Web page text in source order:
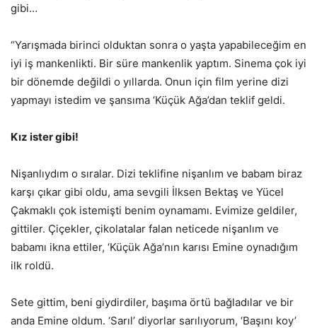
gibi…
“Yarışmada birinci olduktan sonra o yaşta yapabileceğim en
iyi iş mankenlikti. Bir süre mankenlik yaptım. Sinema çok iyi
bir dönemde değildi o yıllarda. Onun için film yerine dizi
yapmayı istedim ve şansıma ‘Küçük Ağa’dan teklif geldi.
Kız ister gibi!
Nişanlıydım o sıralar. Dizi teklifine nişanlım ve babam biraz
karşı çıkar gibi oldu, ama sevgili İlksen Bektaş ve Yücel
Çakmaklı çok istemişti benim oynamamı. Evimize geldiler,
gittiler. Çiçekler, çikolatalar falan neticede nişanlım ve
babamı ikna ettiler, ‘Küçük Ağa’nın karısı Emine oynadığım
ilk roldü.
Sete gittim, beni giydirdiler, başıma örtü bağladılar ve bir
anda Emine oldum. ‘Sarıl’ diyorlar sarılıyorum, ‘Başını koy’